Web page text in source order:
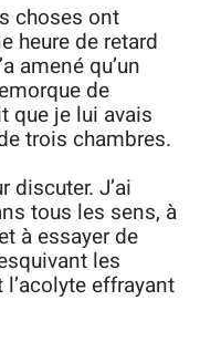
choses ont
heure de retard
amené qu’un
de
que je lui avais
trois chambres.
discuter. J’ai
tous les sens, à
à essayer de
les
effrayant